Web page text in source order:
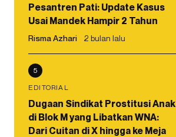
Pesantren Pati: Update Kasus
Usai Mandek Hampir 2 Tahun
Risma Azhari 2 bulan lalu
5
EDITORIAL
Dugaan Sindikat Prostitusi Anak
di Blok M yang Libatkan WNA:
Dari Cuitan di X hingga ke Meja